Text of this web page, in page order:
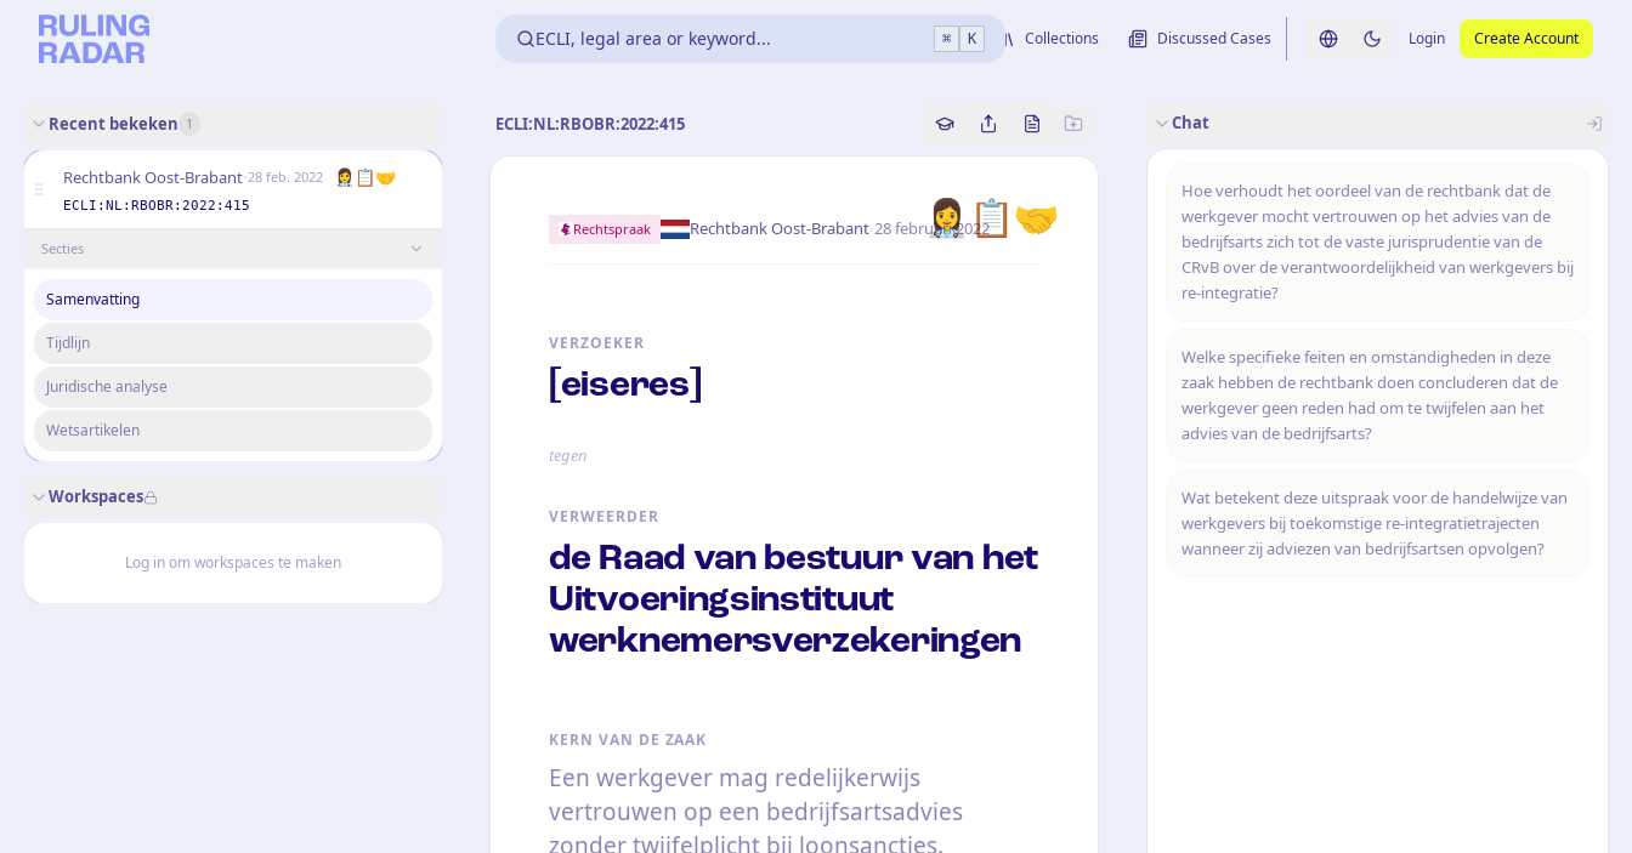
ECLI, legal area or keyword... ⌘ K Collections Discussed Cases Switch language
Switch to dark theme
Login Create Account
Recent bekeken 1
Rechtbank Oost-Brabant·28 feb. 2022 👩‍⚕️📋🤝
ECLI:NL:RBOBR:2022:415
Secties
Samenvatting
Tijdlijn
Juridische analyse
Wetsartikelen
Workspaces
Log in om workspaces te maken
ECLI:NL:RBOBR:2022:415 Copy source reference
Share this analysis
Bekijk originele uitspraak
👩‍⚕️📋🤝
Rechtspraak Rechtbank Oost-Brabant·28 februari 2022
VERZOEKER
[eiseres]
tegen
VERWEERDER
de Raad van bestuur van het
Uitvoeringsinstituut
werknemersverzekeringen
KERN VAN DE ZAAK
Een werkgever mag redelijkerwijs
vertrouwen op een bedrijfsartsadvies
zonder twijfelplicht bij loonsancties.
Chat
Hoe verhoudt het oordeel van de rechtbank dat de
werkgever mocht vertrouwen op het advies van de
bedrijfsarts zich tot de vaste jurisprudentie van de
CRvB over de verantwoordelijkheid van werkgevers bij
re-integratie?
Welke specifieke feiten en omstandigheden in deze
zaak hebben de rechtbank doen concluderen dat de
werkgever geen reden had om te twijfelen aan het
advies van de bedrijfsarts?
Wat betekent deze uitspraak voor de handelwijze van
werkgevers bij toekomstige re-integratietrajecten
wanneer zij adviezen van bedrijfsartsen opvolgen?